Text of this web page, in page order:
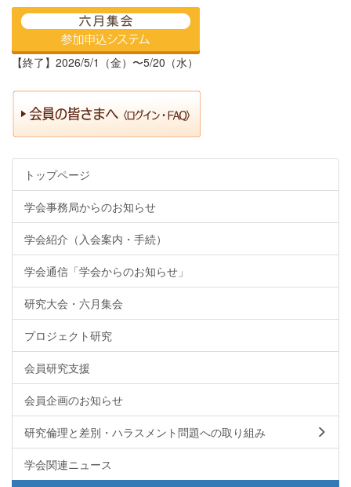
【終了】2026/5/1（金）〜5/20（水）
トップページ
学会事務局からのお知らせ
学会紹介（入会案内・手続）
学会通信「学会からのお知らせ」
研究大会・六月集会
プロジェクト研究
会員研究支援
会員企画のお知らせ
研究倫理と差別・ハラスメント問題への取り組み
学会関連ニュース